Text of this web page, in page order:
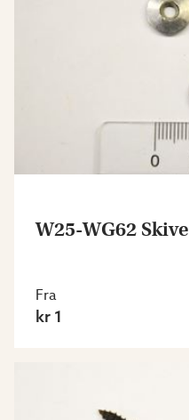
W25-WG62 Skive
Fra
kr 1